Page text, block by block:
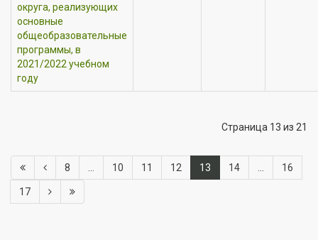
округа, реализующих
основные
общеобразовательные
программы, в
2021/2022 учебном
году
Страница 13 из 21
8 10 11 12 13 14 16
17